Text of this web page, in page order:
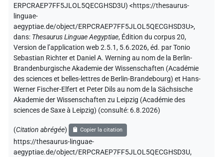
ERPCRAEP7FF5JLOL5QECGHSD3U) <https://thesaurus-
linguae-
aegyptiae.de/object/ERPCRAEP7FF5JLOL5QECGHSD3U>,
dans: Thesaurus Linguae Aegyptiae, Édition du corpus 20,
Version de l’application web 2.5.1, 5.6.2026, éd. par Tonio
Sebastian Richter et Daniel A. Werning au nom de la Berlin-
Brandenburgische Akademie der Wissenschaften (Académie
des sciences et belles-lettres de Berlin-Brandebourg) et Hans-
Werner Fischer-Elfert et Peter Dils au nom de la Sächsische
Akademie der Wissenschaften zu Leipzig (Académie des
sciences de Saxe à Leipzig) (consulté: 6.8.2026)
(Citation abrégée) Copier la citation
https://thesaurus-linguae-
aegyptiae.de/object/ERPCRAEP7FF5JLOL5QECGHSD3U,